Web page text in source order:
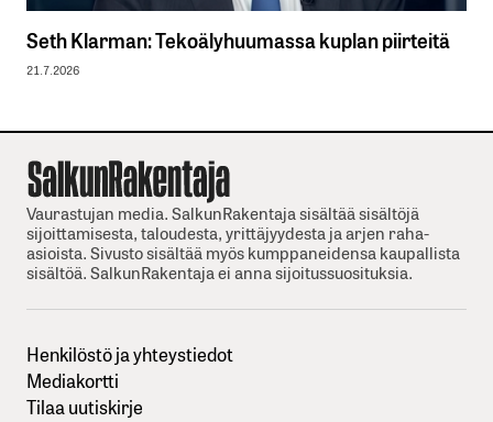
Seth Klarman: Tekoälyhuumassa kuplan piirteitä
21.7.2026
Vaurastujan media. SalkunRakentaja sisältää sisältöjä
sijoittamisesta, taloudesta, yrittäjyydesta ja arjen raha-
asioista. Sivusto sisältää myös kumppaneidensa kaupallista
sisältöä. SalkunRakentaja ei anna sijoitussuosituksia.
Henkilöstö ja yhteystiedot
Mediakortti
Tilaa uutiskirje